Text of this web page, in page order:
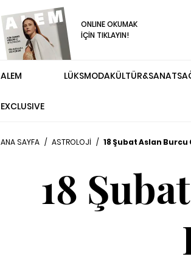
ONLINE OKUMAK
İÇİN TIKLAYIN!
ALEM
EXCLUSIVE
LÜKSMODAKÜLTÜR&SANAT
ANA SAYFA / ASTROLOJİ / 18 Şubat Aslan
18